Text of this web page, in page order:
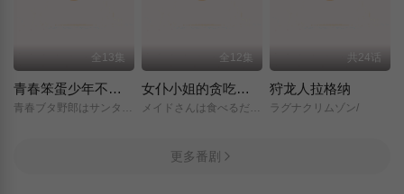
全13集
青春笨蛋少年不做圣诞服女郎的梦
全12集
女仆小姐的贪吃日常
メイドさんは食べるだけ/
共24话
狩龙人拉格纳
ラグナクリムゾン/
更多番剧